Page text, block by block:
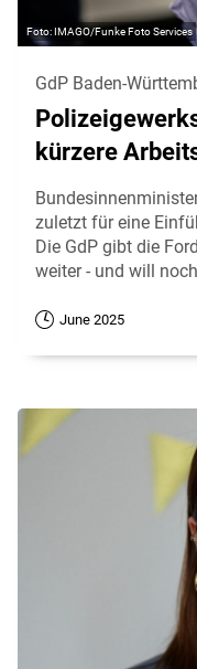
IMAGO/Funke Foto Services
GdP Baden-
kürzere
zuletzt für eine
Die GdP gibt die
weiter - und will
June 2025